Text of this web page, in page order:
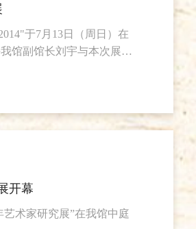
于7月13日（周日）在
馆副馆长刘宇与本次展览
馆4、5、6号展厅展出，
开幕
术家研究展”在我馆中庭